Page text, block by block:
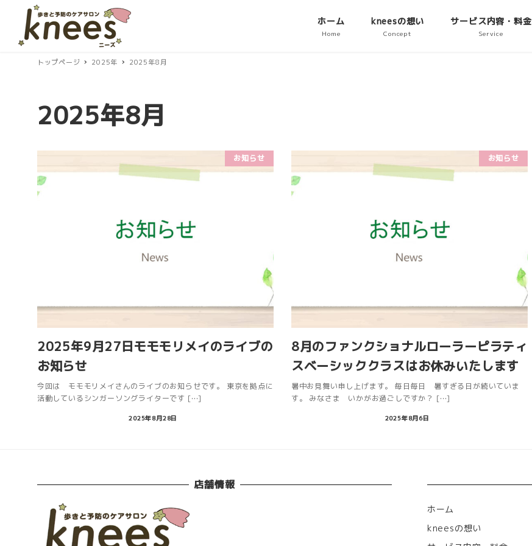
ホーム
Home
kneesの想い
Concept
サービス内容・料金
Service
トップページ 2025年 2025年8月
2025年8月
お知らせ
2025年9月27日モモモリメイのライブの
お知らせ
今回は モモモリメイさんのライブのお知らせです。 東京を拠点に
活動しているシンガーソングライターです […]
2025年8月28日
お知らせ
8月のファンクショナルローラーピラティ
スベーシッククラスはお休みいたします
暑中お見舞い申し上げます。 毎日毎日 暑すぎる日が続いていま
す。 みなさま いかがお過ごしですか？ […]
2025年8月6日
店舗情報
ホーム
kneesの想い